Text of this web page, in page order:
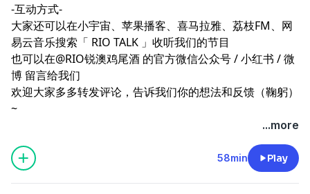
-互动方式-
大家还可以在小宇宙、苹果播客、喜马拉雅、荔枝FM、网
易云音乐搜索「 RIO TALK 」收听我们的节目
也可以在@RIO锐澳鸡尾酒 的官方微信公众号 /小红书 /微
博 留言给我们
欢迎大家多多转发评论，告诉我们你的想法和反馈（鞠躬）
~
...more
58min Play